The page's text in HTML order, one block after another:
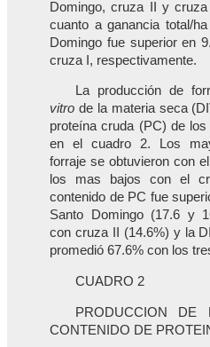
Domingo, cruza II y
cuanto a ganancia total/
Domingo fue superior en
cruza I, respectivamente.
La producción de
vitro de la materia seca
proteína cruda (PC) de
en el cuadro 2. Los
forraje se obtuvieron con
los mas bajos con el
contenido de PC fue
Santo Domingo (17.6 y
con cruza II (14.6%) y la
promedió 67.6% con los
CUADRO 2
PRODUCCION DE
CONTENIDO DE